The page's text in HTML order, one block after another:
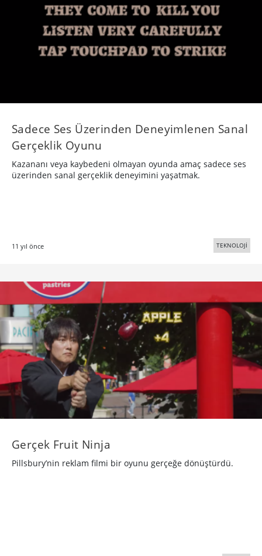
Sadece Ses Üzerinden Deneyimlenen Sanal
Gerçeklik Oyunu
Kazananı veya kaybedeni olmayan oyunda amaç sadece ses
üzerinden sanal gerçeklik deneyimini yaşatmak.
11 yıl önce TEKNOLOJİ
Gerçek Fruit Ninja
Pillsbury’nin reklam filmi bir oyunu gerçeğe dönüştürdü.